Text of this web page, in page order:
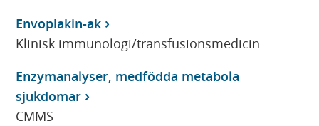
Envoplakin-ak
Klinisk immunologi/transfusionsmedicin
Enzymanalyser, medfödda metabola
sjukdomar
CMMS